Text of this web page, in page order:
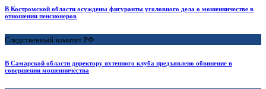
В Костромской области осуждены фигуранты уголовного дела о мошенничестве в
отношении пенсионеров
Следственный комитет РФ
В Самарской области директору яхтенного клуба предъявлено обвинение в
совершении мошенничества